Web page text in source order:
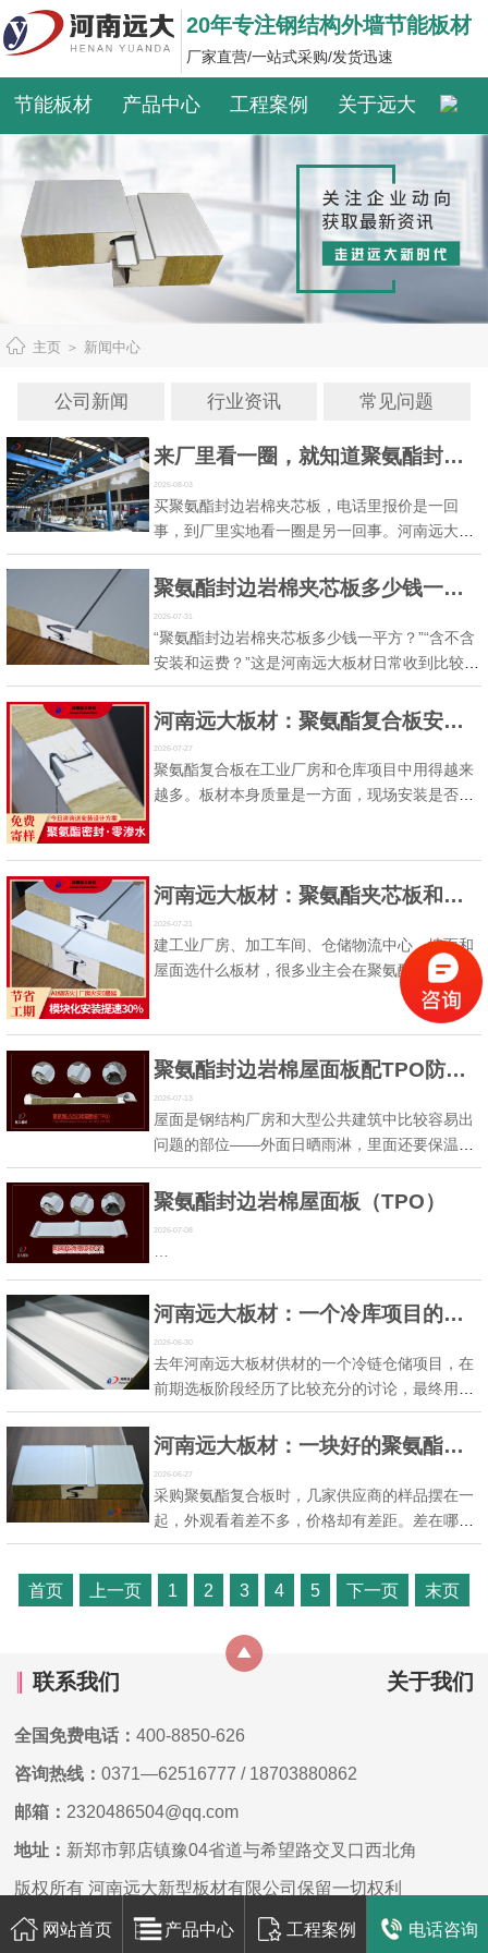
20年专注钢结构外墙节能板材
厂家直营/一站式采购/发货迅速
节能板材 产品中心 工程案例 关于远大
主页＞ 新闻中心
公司新闻 行业资讯 常见问题
来厂里看一圈，就知道聚氨酯封边岩棉夹芯板是怎么做出来的
2026-08-03
买聚氨酯封边岩棉夹芯板，电话里报价是一回
事，到厂里实地看一圈是另一回事。河南远大板
材建议业主在定板之前，花半天时间来厂里走一
趟。看什么？看这几个地方。一看生产线跑起来
连续线从放卷、发泡、复合到切割，一条龙下
来。设备运转顺不顺、出来的板子板面平不平、
聚氨酯封边岩棉夹芯板多少钱一平方？含安装吗？
2026-07-31
“聚氨酯封边岩棉夹芯板多少钱一平方？”“含不含
安装和运费？”这是河南远大板材日常收到比较多
的一类咨询。今天直接回答。价格区间参考在河
南，聚氨酯封边岩棉夹芯板的价格受几个因素影
艺。常规规格的参考区间大致在每平方一百多元
到两百多元不等。具体价格需要根据你的项目参
河南远大板材：聚氨酯复合板安装，几个施工细节值得留意
2026-07-27
聚氨酯复合板在工业厂房和仓库项目中用得越来
越多。板材本身质量是一方面，现场安装是否规
不装，要垫起来放。不要直接搁在泥地上，底部
潮气会顺着板缝往上走。用木方或枕木垫高，保
持底部通风干燥。上面盖防雨...…
河南远大板材：聚氨酯夹芯板和聚氨酯封边岩棉夹芯板，工业厂房选哪种？
2026-07-21
建工业厂房、加工车间、仓储物流中心，墙面和
屋面选什么板材，很多业主会在聚氨酯夹芯板和
聚氨酯封边岩棉夹芯板之间权衡。河南远大板材
把两种产品的特点和适用场景说清楚。聚氨酯夹
泡，导热系数低，同等厚度下保温性能好。板子
自重轻，安装效率高。适合场景：对保温隔热有
要求、防火等级要求适中的普通...…
聚氨酯封边岩棉屋面板配TPO防水卷材，用在什么项目上合适？
2026-07-13
屋面是钢结构厂房和大型公共建筑中比较容易出
问题的部位——外面日晒雨淋，里面还要保温隔
热。近几年，聚氨酯封边岩棉屋面板加TPO防水
卷材的组合方案，在一些对防水和保温要求比较
聚氨酯封边岩棉屋面板（TPO）
2026-07-08
河南远大板材：一个冷库项目的板材选型复盘，这几点值得参考
2026-06-30
去年河南远大板材供材的一个冷链仓储项目，在
前期选板阶段经历了比较充分的讨论，最终用的
聚氨酯封边岩棉夹芯板。现在把当时的选型过程
和思路复盘出来，供有类似项目的业主参考。项
储，设计库温 -18℃，外墙板需要兼顾保温和防
火要求。项目方初期在两种板型之间权衡：聚氨
河南远大板材：一块好的聚氨酯复合板，从哪几个地方能看出来？
2026-06-27
采购聚氨酯复合板时，几家供应商的样品摆在一
起，外观看着差不多，价格却有差距。差在哪？
河南远大板材从生产角度说几个能直观判断质量
好坏的细节。细节一：看切面，看发泡密度拿一
块边角料看横切面。好的聚氨酯复合板，发泡层
度均匀说明发泡设备计量准、混合匀。如果切面
有明显的大气泡或者密度高低...…
首页 上一页 1 2 3 4 5 下一页 末页
联系我们 关于我们
全国免费电话：400-8850-626
咨询热线：0371—62516777 / 18703880862
邮箱： 2320486504@qq.com
地址： 新郑市郭店镇豫04省道与希望路交叉口西北角
版权所有 河南远大新型板材有限公司保留一切权利
网站首页 产品中心 工程案例 电话咨询